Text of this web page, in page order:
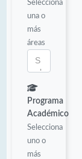
Selecciona
una o
más
áreas
Programa
Académico
Selecciona
uno o
más